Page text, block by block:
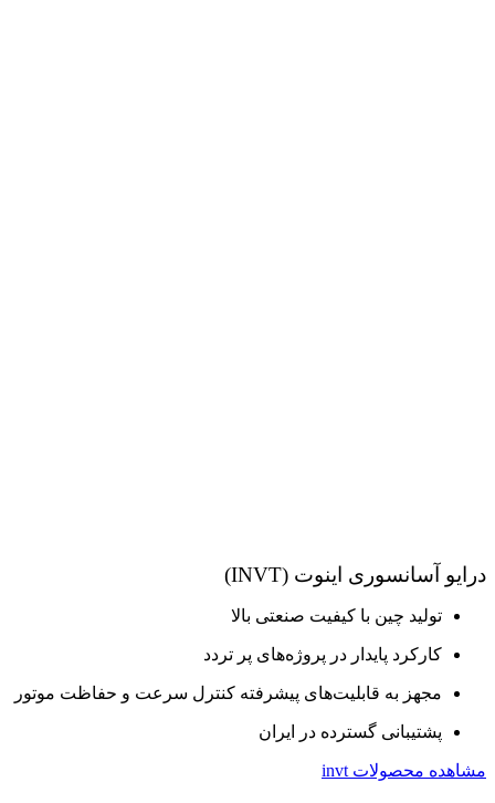
درایو آسانسوری اینوت (INVT)
تولید چین با کیفیت صنعتی بالا
کارکرد پایدار در پروژه‌های پر تردد
مجهز به قابلیت‌های پیشرفته کنترل سرعت و حفاظت موتور
پشتیبانی گسترده در ایران
مشاهده محصولات invt